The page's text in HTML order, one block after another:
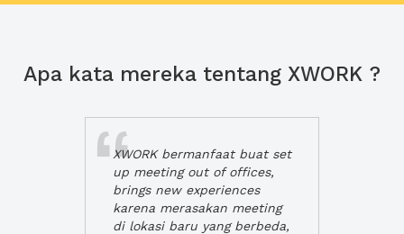
Apa kata mereka tentang XWORK ?
XWORK bermanfaat buat set
up meeting out of offices,
brings new experiences
karena merasakan meeting
di lokasi baru yang berbeda,